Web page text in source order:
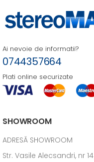
Ai nevoie de informatii?
0744357664
Plati online securizate
SHOWROOM
ADRESĂ SHOWROOM
Str. Vasile Alecsandri, nr 14